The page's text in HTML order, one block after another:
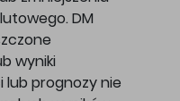
DM
wyniki
lub prognozy nie